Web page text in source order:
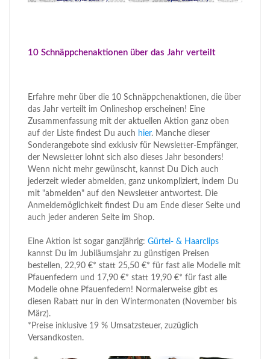
10 Schnäppchenaktionen über das Jahr verteilt
Erfahre mehr über die 10 Schnäppchenaktionen, die über
das Jahr verteilt im Onlineshop erscheinen! Eine
Zusammenfassung mit der aktuellen Aktion ganz oben
auf der Liste findest Du auch hier. Manche dieser
Sonderangebote sind exklusiv für Newsletter-Empfänger,
der Newsletter lohnt sich also dieses Jahr besonders!
Wenn nicht mehr gewünscht, kannst Du Dich auch
jederzeit wieder abmelden, ganz unkompliziert, indem Du
mit "abmelden" auf den Newsletter antwortest. Die
Anmeldemöglichkeit findest Du am Ende dieser Seite und
auch jeder anderen Seite im Shop.
Eine Aktion ist sogar ganzjährig: Gürtel- & Haarclips
kannst Du im Jubiläumsjahr zu günstigen Preisen
bestellen, 22,90 €* statt 25,50 €* für fast alle Modelle mit
Pfauenfedern und 17,90 €* statt 19,90 €* für fast alle
Modelle ohne Pfauenfedern! Normalerweise gibt es
diesen Rabatt nur in den Wintermonaten (November bis
März).
*Preise inklusive 19 % Umsatzsteuer, zuzüglich
Versandkosten.